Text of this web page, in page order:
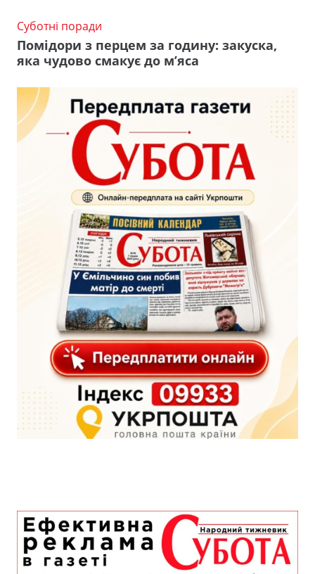
Суботні поради
Помідори з перцем за годину: закуска,
яка чудово смакує до м’яса